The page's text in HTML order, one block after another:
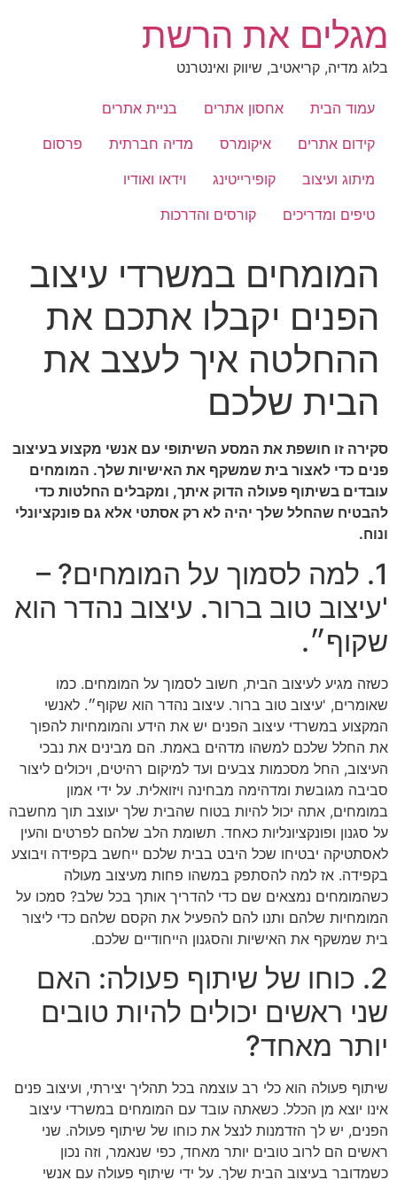
לתוכן
מגלים את הרשת
בלוג מדיה, קריאטיב, שיווק ואינטרנט
עמוד הבית אחסון אתרים
בניית אתרים
קידום אתרים
איקומרס מדיה חברתית
פרסום
מיתוג ועיצוב
קופירייטינג
וידאו ואודיו
טיפים ומדריכים
קורסים והדרכות
המומחים במשרדי עיצוב
הפנים יקבלו אתכם את
ההחלטה איך לעצב את
הבית שלכם
סקירה זו חושפת את המסע השיתופי עם אנשי מקצוע בעיצוב
פנים כדי לאצור בית שמשקף את האישיות שלך. המומחים
עובדים בשיתוף פעולה הדוק איתך, ומקבלים החלטות כדי
להבטיח שהחלל שלך יהיה לא רק אסתטי אלא גם פונקציונלי
ונוח.
1. למה לסמוך על המומחים? –
'עיצוב טוב ברור. עיצוב נהדר הוא
שקוף״.
כשזה מגיע לעיצוב הבית, חשוב לסמוך על המומחים. כמו
שאומרים, 'עיצוב טוב ברור. עיצוב נהדר הוא שקוף״. לאנשי
המקצוע במשרדי עיצוב הפנים יש את הידע והמומחיות להפוך
את החלל שלכם למשהו מדהים באמת. הם מבינים את נבכי
העיצוב, החל מסכמות צבעים ועד למיקום רהיטים, ויכולים ליצור
סביבה מגובשת ומדהימה מבחינה ויזואלית. על ידי אמון
במומחים, אתה יכול להיות בטוח שהבית שלך יעוצב תוך מחשבה
על סגנון ופונקציונליות כאחד. תשומת הלב שלהם לפרטים והעין
לאסתטיקה יבטיחו שכל היבט בבית שלכם ייחשב בקפידה ויבוצע
בקפידה. אז למה להסתפק במשהו פחות מעיצוב מעולה
כשהמומחים נמצאים שם כדי להדריך אותך בכל שלב? סמכו על
המומחיות שלהם ותנו להם להפעיל את הקסם שלהם כדי ליצור
בית שמשקף את האישיות והסגנון הייחודיים שלכם.
2. כוחו של שיתוף פעולה: האם
שני ראשים יכולים להיות טובים
יותר מאחד?
שיתוף פעולה הוא כלי רב עוצמה בכל תהליך יצירתי, ועיצוב פנים
אינו יוצא מן הכלל. כשאתה עובד עם המומחים במשרדי עיצוב
הפנים, יש לך הזדמנות לנצל את כוחו של שיתוף פעולה. שני
ראשים הם לרוב טובים יותר מאחד, כפי שנאמר, וזה נכון
כשמדובר בעיצוב הבית שלך. על ידי שיתוף פעולה עם אנשי